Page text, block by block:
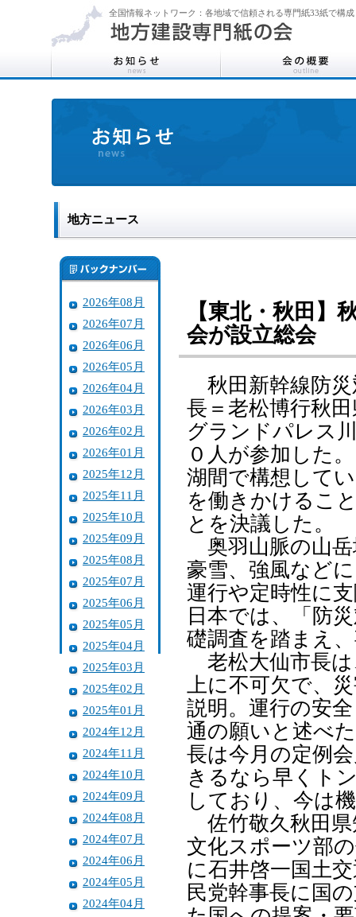
全国情報ネットワーク：各地域で信頼される専門紙33紙で構成
地方ニュース
2026年08月
2026年07月
2026年06月
2026年05月
2026年04月
2026年03月
2026年02月
2026年01月
2025年12月
2025年11月
2025年10月
2025年09月
2025年08月
2025年07月
2025年06月
2025年05月
2025年04月
2025年03月
2025年02月
2025年01月
2024年12月
2024年11月
2024年10月
2024年09月
2024年08月
2024年07月
2024年06月
2024年05月
2024年04月
【東北・秋田】
会が設立総会
秋田新幹線防災
長＝老松博行秋
グランドパレス
０人が参加した
湖間で構想して
を働きかけるこ
とを決議した。
奥羽山脈の山岳
豪雪、強風など
運行や定時性に
日本では、「防
礎調査を踏まえ
老松大仙市長は
上に不可欠で、
説明。運行の安
通の願いと述べ
長は今月の定例
きるなら早くト
しており、今は
佐竹敬久秋田県
文化スポーツ部
に石井啓一国土
民党幹事長に国